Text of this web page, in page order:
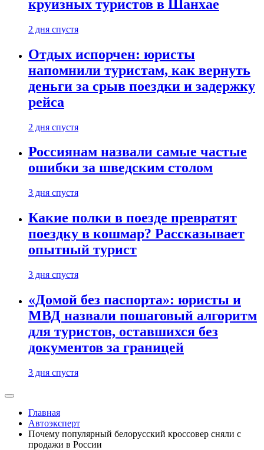
круизных туристов в Шанхае
2 дня спустя
Отдых испорчен: юристы
напомнили туристам, как вернуть
деньги за срыв поездки и задержку
рейса
2 дня спустя
Россиянам назвали самые частые
ошибки за шведским столом
3 дня спустя
Какие полки в поезде превратят
поездку в кошмар? Рассказывает
опытный турист
3 дня спустя
«Домой без паспорта»: юристы и
МВД назвали пошаговый алгоритм
для туристов, оставшихся без
документов за границей
3 дня спустя
Главная
Автоэксперт
Почему популярный белорусский кроссовер сняли с
продажи в России